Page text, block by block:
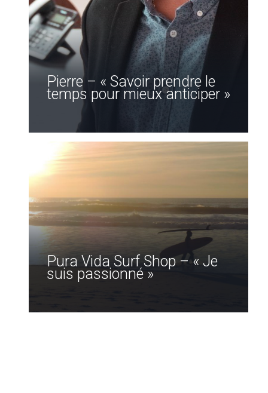
Pierre – « Savoir prendre le
temps pour mieux anticiper »
Pura Vida Surf Shop – « Je
suis passionné »